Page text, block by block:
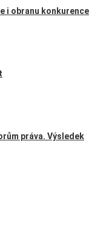
i obranu konkurence
práva. Výsledek